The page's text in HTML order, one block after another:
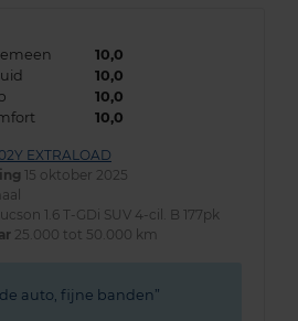
10,0
10,0
10,0
10,0
EXTRALOAD
15 oktober 2025
1.6 T-GDi SUV 4-cil. B 177pk
25.000 tot 50.000 km
auto, fijne banden